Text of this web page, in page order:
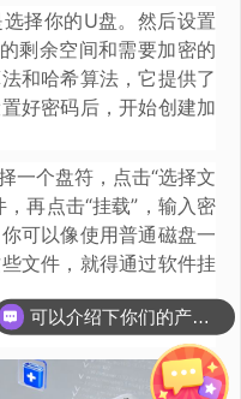
择你的U盘。然后设置
剩余空间和需要加密的
和哈希算法，它提供了
好密码后，开始创建加
一个盘符，点击“选择文
再点击“挂载”，输入密
可以像使用普通磁盘一
文件，就得通过软件挂
可以介绍下你们的产品么？